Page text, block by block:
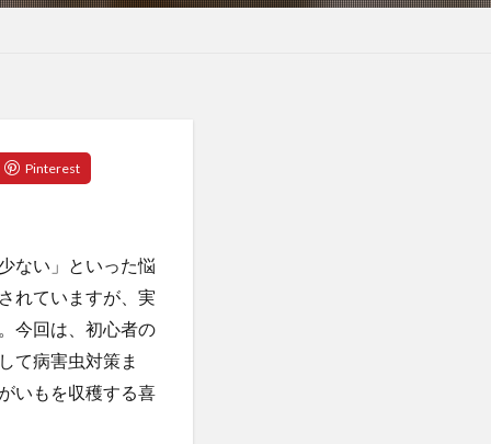
ない」といった悩
れていますが、実
今回は、初心者の
て病害虫対策ま
いもを収穫する喜